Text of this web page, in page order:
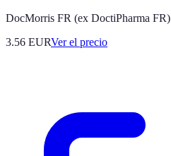
DocMorris FR (ex DoctiPharma FR)
3.56 EURVer el precio